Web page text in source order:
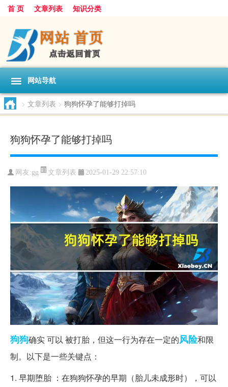
首 页 文章列表 知识分类
网站导航
> 文章列表 > 狗狗怀孕了能够打掉吗
狗狗怀孕了能够打掉吗
网友:gg 文章列表 2025-01-29 22:57:10
狗狗确实 可以 被打胎，但这一行为存在一定的风险和限
制。以下是一些关键点：
1. 早期堕胎 ：在狗狗怀孕的早期（胎儿未成形时），可以